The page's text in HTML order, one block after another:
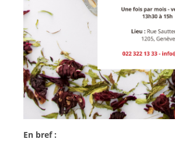
En bref :